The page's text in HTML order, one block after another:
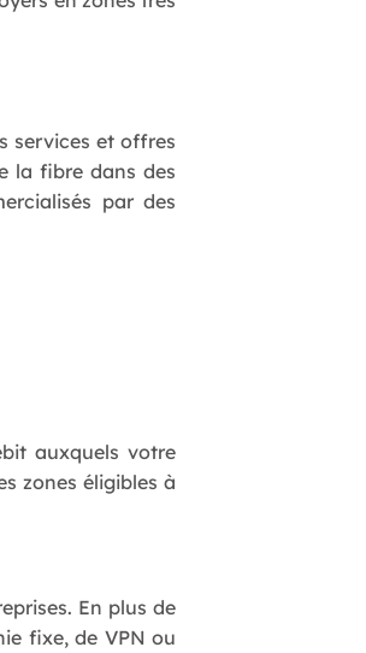
services et offres
la fibre dans des
par des
auxquels votre
zones éligibles à
En plus de
fixe, de VPN ou